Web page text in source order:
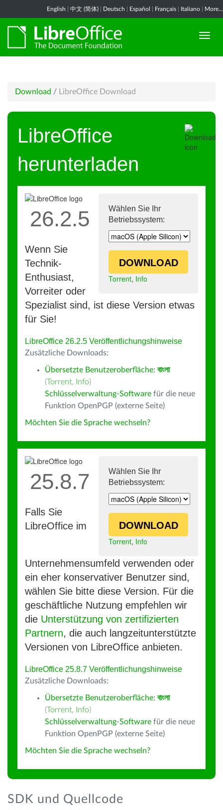
English 中文 (简体) Deutsch Español Français Italiano More...
Download / LibreOffice Download
LibreOffice
herunterladen
Wählen Sie Ihr
Betriebssystem:
DOWNLOAD
Torrent, Info
26.2.5
Wenn Sie
Technik-
Enthusiast,
Vorreiter oder
Spezialist sind, ist diese Version etwas
für Sie!
LibreOffice 26.2.5 Veröffentlichungshinweise
Zusätzliche Downloads:
Übersetzte Benutzeroberfläche: বাংলা
(Torrent, Info)
Schlüsselverwaltung-Software für die neue
Funktion OpenPGP (externe Seite)
Möchten Sie die Sprache wechseln?
Wählen Sie Ihr
Betriebssystem:
DOWNLOAD
Torrent, Info
25.8.7
Falls Sie
LibreOffice im
Unternehmensumfeld verwenden oder
ein eher konservativer Benutzer sind,
wählen Sie bitte diese Version. Für die
geschäftliche Nutzung empfehlen wir
die Unterstützung von zertifizierten
Partnern, die auch langzeitunterstützte
Versionen von LibreOffice anbieten.
LibreOffice 25.8.7 Veröffentlichungshinweise
Zusätzliche Downloads:
Übersetzte Benutzeroberfläche: বাংলা
(Torrent, Info)
Schlüsselverwaltung-Software für die neue
Funktion OpenPGP (externe Seite)
Möchten Sie die Sprache wechseln?
SDK und Quellcode